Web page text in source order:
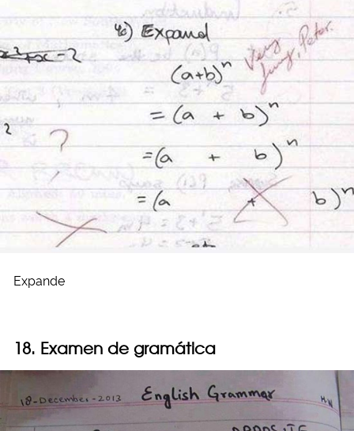
Expande
18. Examen de gramática